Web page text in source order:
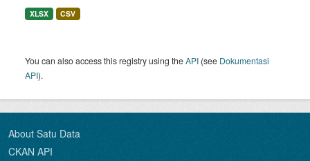
XLSX CSV
You can also access this registry using theAPI (see Dokumentasi
API).
About Satu Data
CKAN API